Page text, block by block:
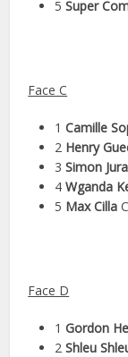
5Super
Face C
1Camille
2 Henry
3 Simon
4Wganda
5 Max Cilla
Face D
1Gordon
2Shleu